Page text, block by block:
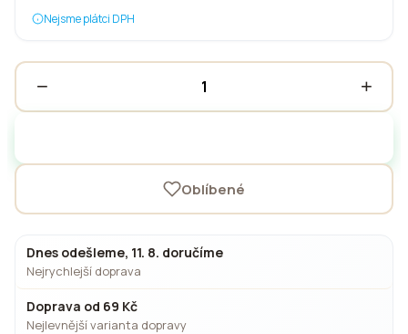
Nejsme plátci DPH
− +
Oblíbené
Dnes odešleme, 11. 8. doručíme
Nejrychlejší doprava
Doprava od 69 Kč
Nejlevnější varianta dopravy